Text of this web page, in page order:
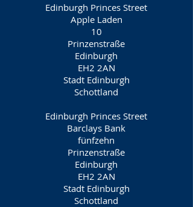
Edinburgh Princes Street
Apple Laden
10
Prinzenstraße
Edinburgh
EH2 2AN
Stadt Edinburgh
Schottland
Edinburgh Princes Street
Barclays Bank
fünfzehn
Prinzenstraße
Edinburgh
EH2 2AN
Stadt Edinburgh
Schottland